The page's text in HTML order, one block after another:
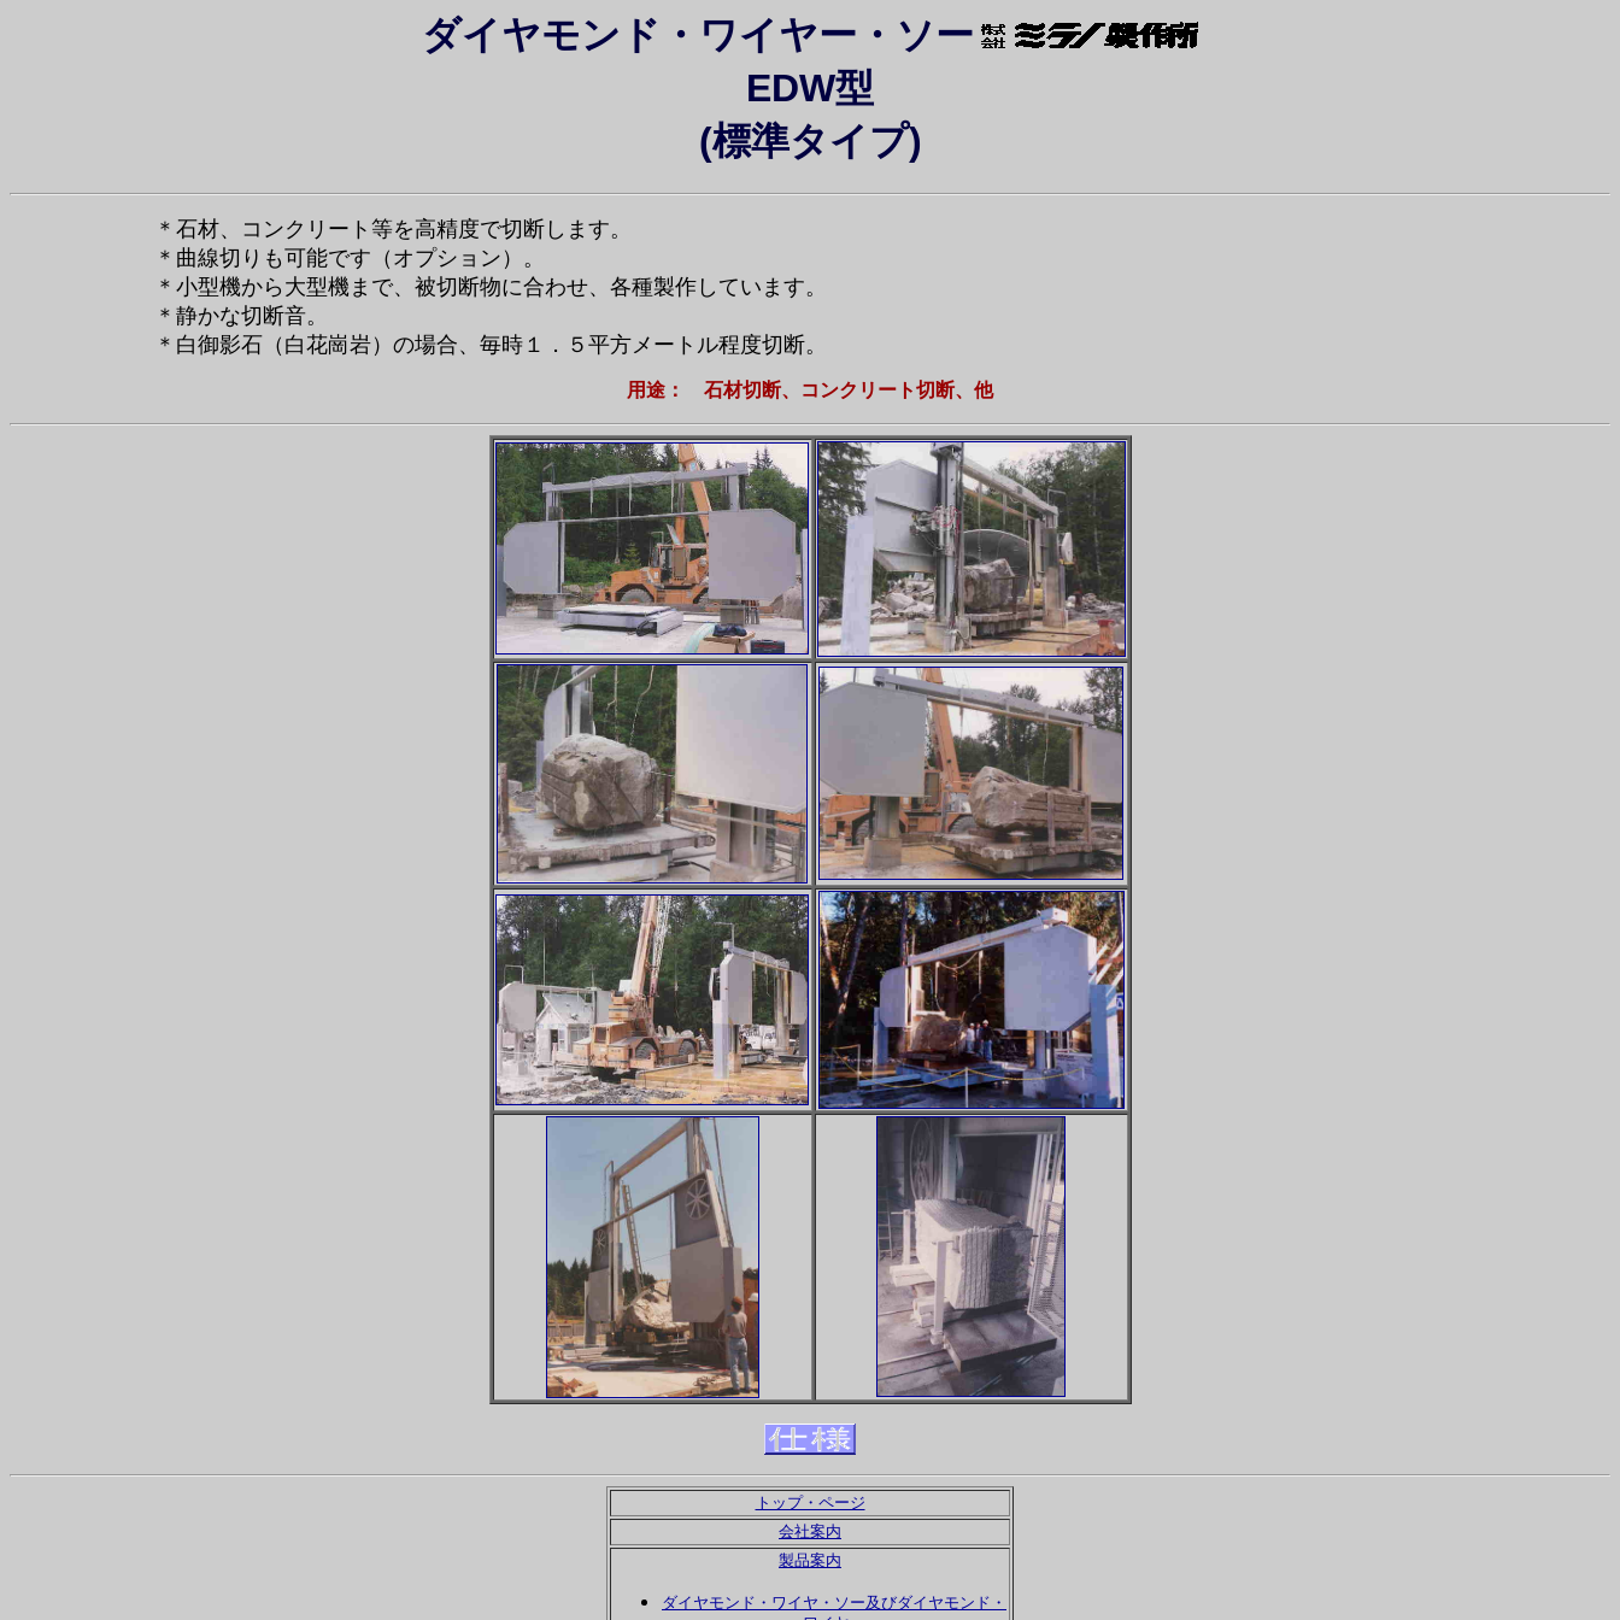
ダイヤモンド・ワイヤー・ソー
EDW型
(標準タイプ)
＊石材、コンクリート等を高精度で切断します。
＊曲線切りも可能です（オプション）。
＊小型機から大型機まで、被切断物に合わせ、各種製作しています。
＊静かな切断音。
＊白御影石（白花崗岩）の場合、毎時１．５平方メートル程度切断。
用途： 石材切断、コンクリート切断、他
トップ・ページ
会社案内
製品案内
ダイヤモンド・ワイヤ・ソー及びダイヤモンド・